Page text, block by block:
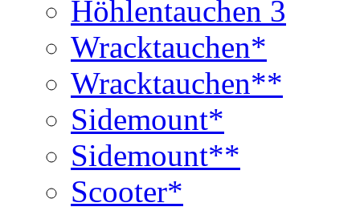
Höhlentauchen 3
Wracktauchen*
Wracktauchen**
Sidemount*
Sidemount**
Scooter*